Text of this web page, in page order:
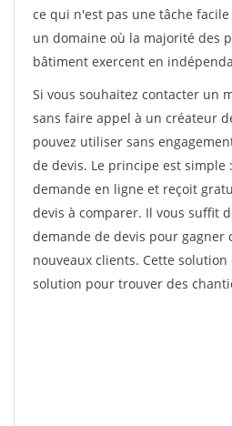
ce qui n'est pas une tâche
un domaine où la majorité des
bâtiment exercent en
Si vous souhaitez contacter un
sans faire appel à un créateur
pouvez utiliser sans
de devis. Le principe est simple
demande en ligne et reçoit
devis à comparer. Il vous suffit
demande de devis pour gagner
nouveaux clients. Cette
solution pour trouver des